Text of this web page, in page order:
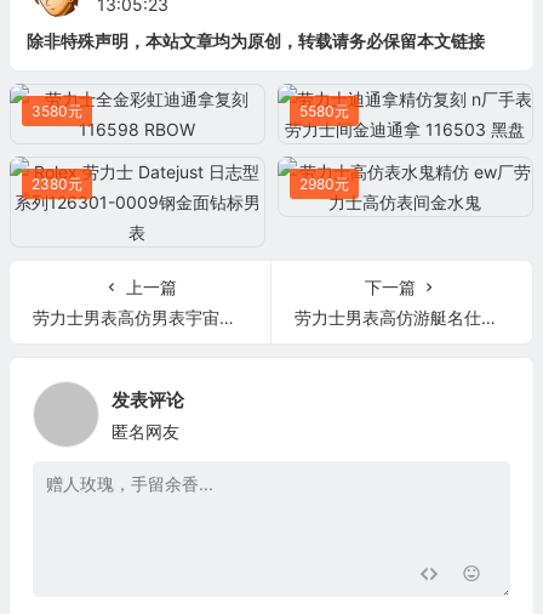
除非特殊声明，本站文章均为原创，转载请务必保留本文链接
3580元 5580元
2380元 2980元
上一篇
劳力士男表高仿男表宇宙计型迪通拿系列116500LN-78590腕表
下一篇
劳力士男表高仿游艇名仕型40玫瑰金黑男表116655-0001 DJ厂劳力士男表高仿游艇机械男士手表复刻
发表评论
匿名网友